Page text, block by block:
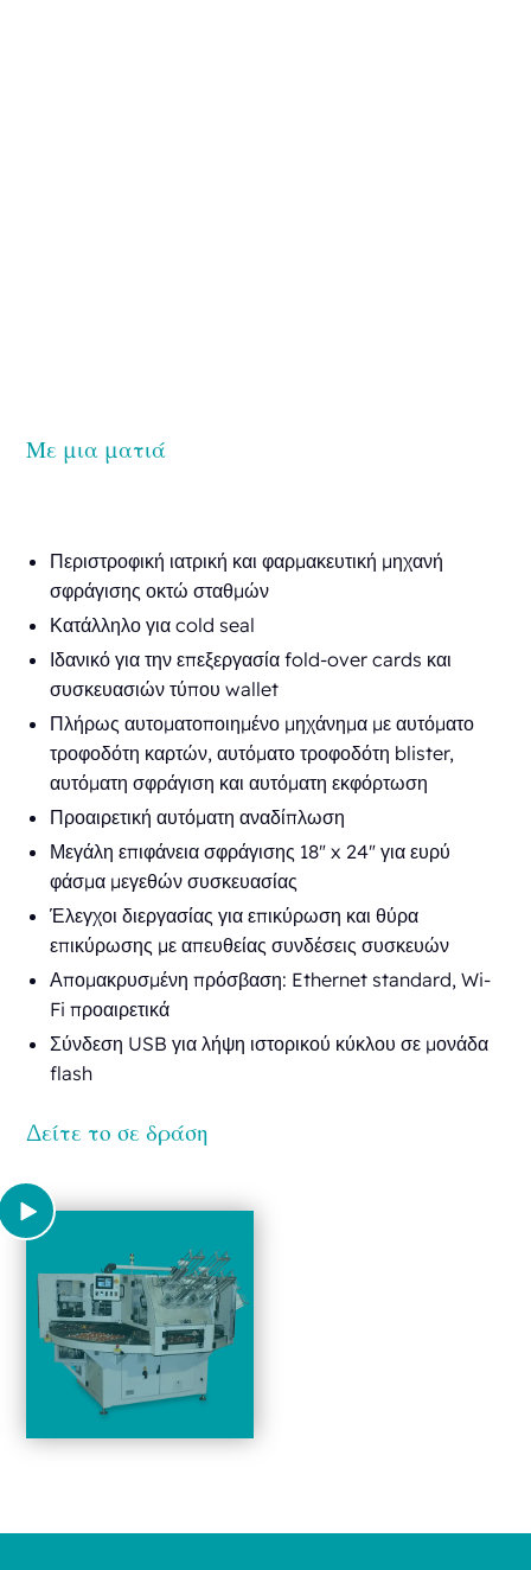
Με μια ματιά
Περιστροφική ιατρική και φαρμακευτική μηχανή
σφράγισης οκτώ σταθμών
Κατάλληλο για cold seal
Ιδανικό για την επεξεργασία fold-over cards και
συσκευασιών τύπου wallet
Πλήρως αυτοματοποιημένο μηχάνημα με αυτόματο
τροφοδότη καρτών, αυτόματο τροφοδότη blister,
αυτόματη σφράγιση και αυτόματη εκφόρτωση
Προαιρετική αυτόματη αναδίπλωση
Μεγάλη επιφάνεια σφράγισης 18" x 24" για ευρύ
φάσμα μεγεθών συσκευασίας
Έλεγχοι διεργασίας για επικύρωση και θύρα
επικύρωσης με απευθείας συνδέσεις συσκευών
Απομακρυσμένη πρόσβαση: Ethernet standard, Wi-
Fi προαιρετικά
Σύνδεση USB για λήψη ιστορικού κύκλου σε μονάδα
flash
Δείτε το σε δράση